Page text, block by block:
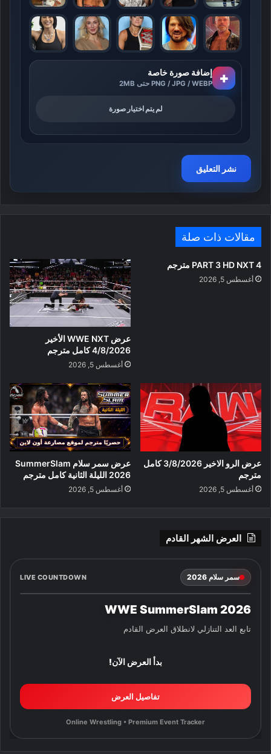
+ إضافة صورة خاصة
PNG / JPG / WEBP حتى 2MB
لم يتم اختيار صورة
مقالات ذات صلة
PART 3 HD NXT 4 مترجم
أغسطس 5, 2026
عرض WWE NXT الأخير
4/8/2026 كامل مترجم
أغسطس 5, 2026
عرض الرو الاخير 3/8/2026 كامل
مترجم
أغسطس 5, 2026
عرض سمر سلام SummerSlam
2026 الليلة الثانية كامل مترجم
أغسطس 5, 2026
العرض الشهر القادم
سمر سلام 2026 LIVE COUNTDOWN
WWE SummerSlam 2026
تابع العد التنازلي لانطلاق العرض القادم
بدأ العرض الآن!
تفاصيل العرض
Online Wrestling • Premium Event Tracker